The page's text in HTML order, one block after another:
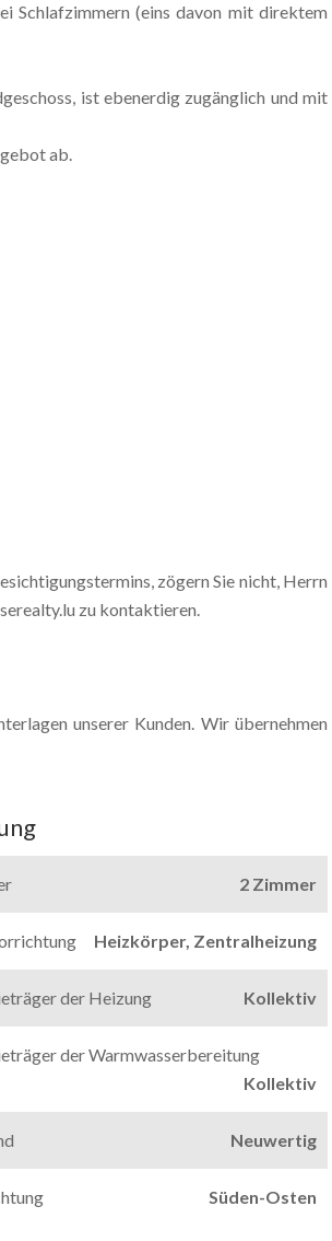
Schlafzimmern (eins davon mit direktem
ist ebenerdig zugänglich und mit
ab.
zögern Sie nicht, Herrn
zu kontaktieren.
unserer Kunden. Wir übernehmen
2 Zimmer
Heizkörper, Zentralheizung
der Heizung Kollektiv
der Warmwasserbereitung
Kollektiv
Neuwertig
Süden-Osten